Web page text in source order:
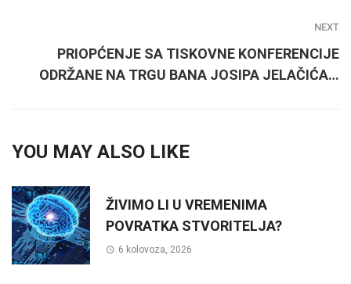
NEXT
PRIOPĆENJE SA TISKOVNE KONFERENCIJE
ODRŽANE NA TRGU BANA JOSIPA JELAČIĆA…
YOU MAY ALSO LIKE
ŽIVIMO LI U VREMENIMA
POVRATKA STVORITELJA?
6 kolovoza, 2026